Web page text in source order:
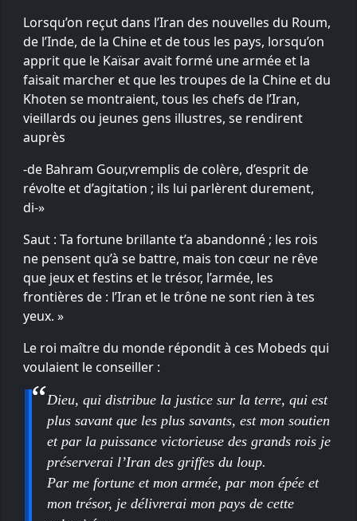
Lorsqu’on reçut dans l’Iran des nouvelles du Roum,
de l’Inde, de la Chine et de tous les pays, lorsqu’on
apprit que le Kaïsar avait formé une armée et la
faisait marcher et que les troupes de la Chine et du
Khoten se montraient, tous les chefs de l’Iran,
vieillards ou jeunes gens illustres, se rendirent
auprès
-de Bahram Gour,vremplis de colère, d’esprit de
révolte et d’agitation ; ils lui parlèrent durement,
di-»
Saut : Ta fortune brillante t’a abandonné ; les rois
ne pensent qu’à se battre, mais ton cœur ne rêve
que jeux et festins et le trésor, l’armée, les
frontières de : l’Iran et le trône ne sont rien à tes
yeux. »
Le roi maître du monde répondit à ces Mobeds qui
voulaient le conseiller :
Dieu, qui distribue la justice sur la terre, qui est
plus savant que les plus savants, est mon soutien
et par la puissance victorieuse des grands rois je
préserverai l’Iran des griffes du loup.
Par me fortune et mon armée, par mon épée et
mon trésor, je délivrerai mon pays de cette